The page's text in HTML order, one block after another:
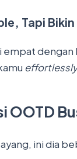
Tapi
empat
OOTD
ini dia